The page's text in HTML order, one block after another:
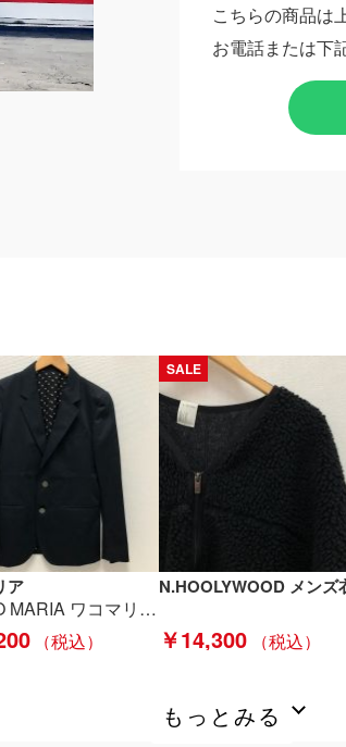
こちらの商品は
お電話または下
ア
WACKO MARIA ワコマリア メンズジャケット sizeS ネイビー Bランク
SALE
￥14,300
もっとみる